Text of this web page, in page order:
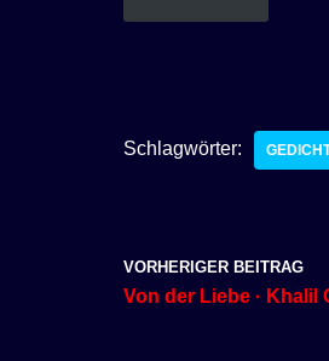
Schlagwörter:
VORHERIGER BEITRAG
Von der Liebe · Khalil